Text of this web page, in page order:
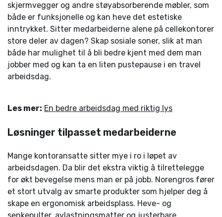
skjermvegger og andre støyabsorberende møbler, som
både er funksjonelle og kan heve det estetiske
inntrykket. Sitter medarbeiderne alene på cellekontorer
store deler av dagen? Skap sosiale soner, slik at man
både har mulighet til å bli bedre kjent med dem man
jobber med og kan ta en liten pustepause i en travel
arbeidsdag.
Les mer: En bedre arbeidsdag med riktig lys
Løsninger tilpasset medarbeiderne
Mange kontoransatte sitter mye i ro i løpet av
arbeidsdagen. Da blir det ekstra viktig å tilrettelegge
for økt bevegelse mens man er på jobb. Norengros fører
et stort utvalg av smarte produkter som hjelper deg å
skape en ergonomisk arbeidsplass. Heve- og